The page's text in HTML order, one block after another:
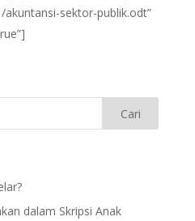
sektor-publik.odt”
dalam Skripsi Anak